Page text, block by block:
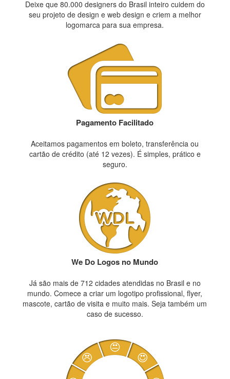
Deixe que 80.000 designers do Brasil inteiro cuidem do
seu projeto de design e web design e criem a melhor
logomarca para sua empresa.
Pagamento Facilitado
Aceitamos pagamentos em boleto, transferência ou
cartão de crédito (até 12 vezes). É simples, prático e
seguro.
We Do Logos no Mundo
Já são mais de 712 cidades atendidas no Brasil e no
mundo. Comece a criar um logotipo profissional, flyer,
mascote, cartão de visita e muito mais. Seja também um
caso de sucesso.